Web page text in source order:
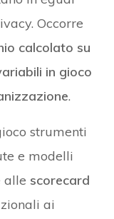
Occorre
calcolato su
in gioco
.
strumenti
e modelli
alle scorecard
ai